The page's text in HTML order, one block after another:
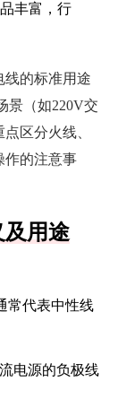
丰富，行
线的标准用途
景（如220V交
区分火线、
作的注意事
及用途
常代表中性线
电源的负极线